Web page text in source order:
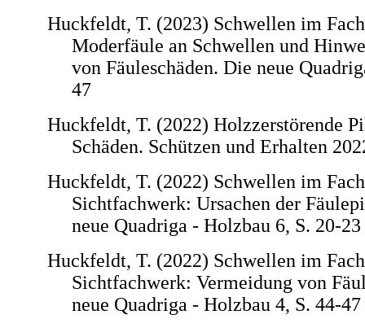
Huckfeldt, T. (2023) Schwellen im
Moderfäule an Schwellen und
von Fäuleschäden. Die neue
47
Huckfeldt, T. (2022) Holzzerstörende
Schäden. Schützen und Erhalten
Huckfeldt, T. (2022) Schwellen im
Sichtfachwerk: Ursachen der
neue Quadriga - Holzbau 6, S. 20-23
Huckfeldt, T. (2022) Schwellen im
Sichtfachwerk: Vermeidung von
neue Quadriga - Holzbau 4, S. 44-47